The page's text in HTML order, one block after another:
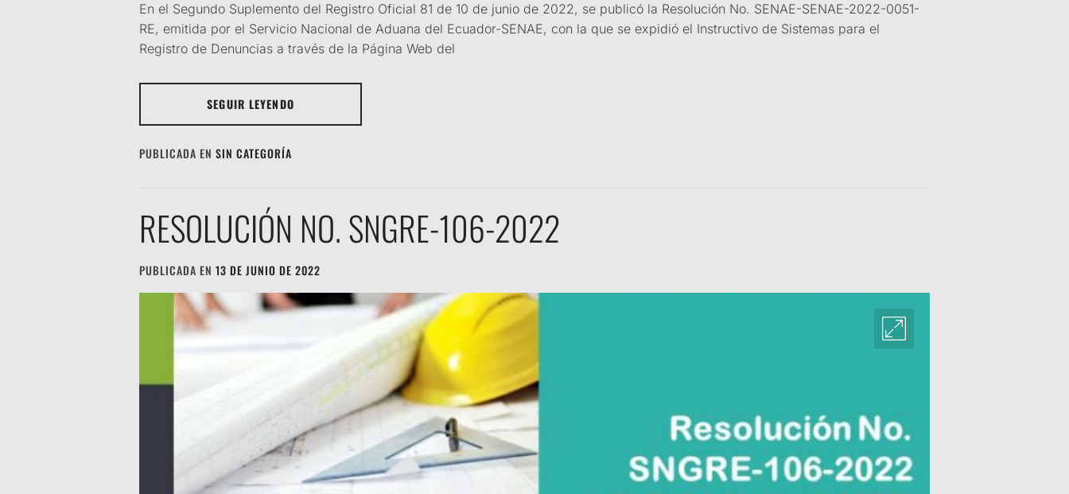
En el Segundo Suplemento del Registro Oficial 81 de 10 de junio de 2022, se publicó la Resolución No. SENAE-SENAE-2022-0051-
RE, emitida por el Servicio Nacional de Aduana del Ecuador-SENAE, con la que se expidió el Instructivo de Sistemas para el
Registro de Denuncias a través de la Página Web del
SEGUIR LEYENDO
PUBLICADA EN SIN CATEGORÍA
RESOLUCIÓN NO. SNGRE-106-2022
PUBLICADA EN 13 DE JUNIO DE 2022